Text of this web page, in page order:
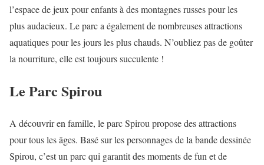
l’espace de jeux pour enfants à des montagnes russes pour les
plus audacieux. Le parc a également de nombreuses attractions
aquatiques pour les jours les plus chauds. N’oubliez pas de goûter
la nourriture, elle est toujours succulente !
Le Parc Spirou
A découvrir en famille, le parc Spirou propose des attractions
pour tous les âges. Basé sur les personnages de la bande dessinée
Spirou, c’est un parc qui garantit des moments de fun et de